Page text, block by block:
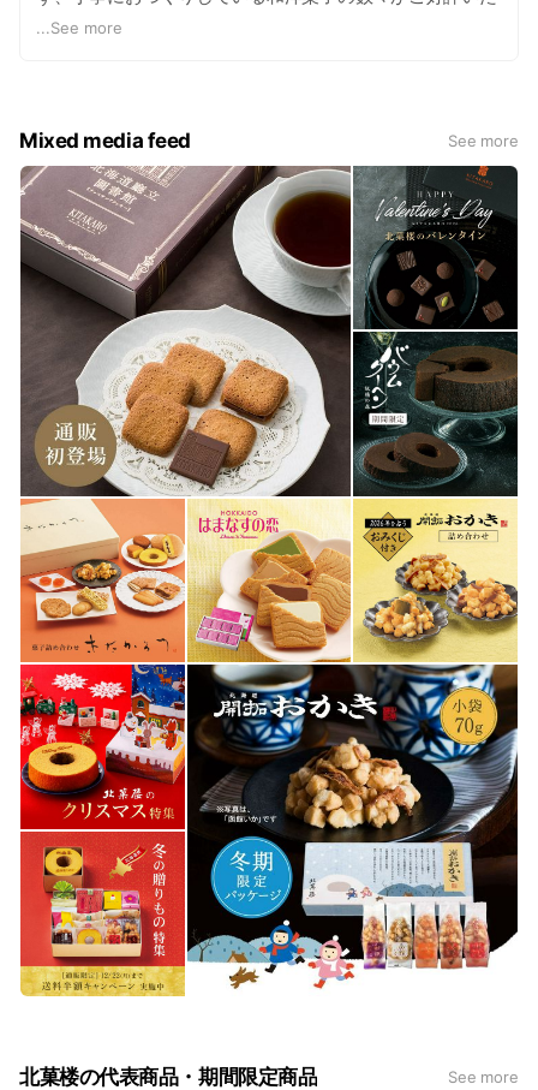
だいております。
2店舗目となる路面店「KITAKARO L（キタカロウ エ
ル）」が誕生。 「KITAKARO L」の”L”は「LABO＝研究
室」。 北菓楼で培った経験、技術そして美味しさへのこだ
わりをベースにお菓子の楽しさをカタチにして、より幅広
い世代のお客様に楽しんでいただけるお店づくりを目指し
てまいります。
北菓楼を代表する商品の一つ「北海道開拓おかき」は、
2024年に発売30周年を迎えました。25周年を記念して
2019年4月25日に発売された期間限定「枝幸産の毛が
に」。そして期間限定「標津産のいくら」を使用したおか
きを2023年6月16日に発売いたしました。現在は期間限定
の味を含め全9種類を展開しております。
...See more
Mixed media feed See more
北菓楼の代表商品・期間限定商品 See more